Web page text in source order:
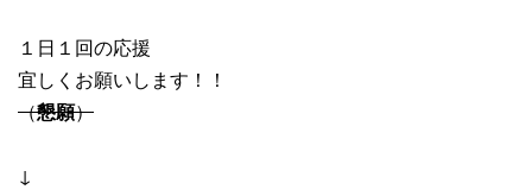
１日１回の応援
宜しくお願いします！！
（懇願）
↓